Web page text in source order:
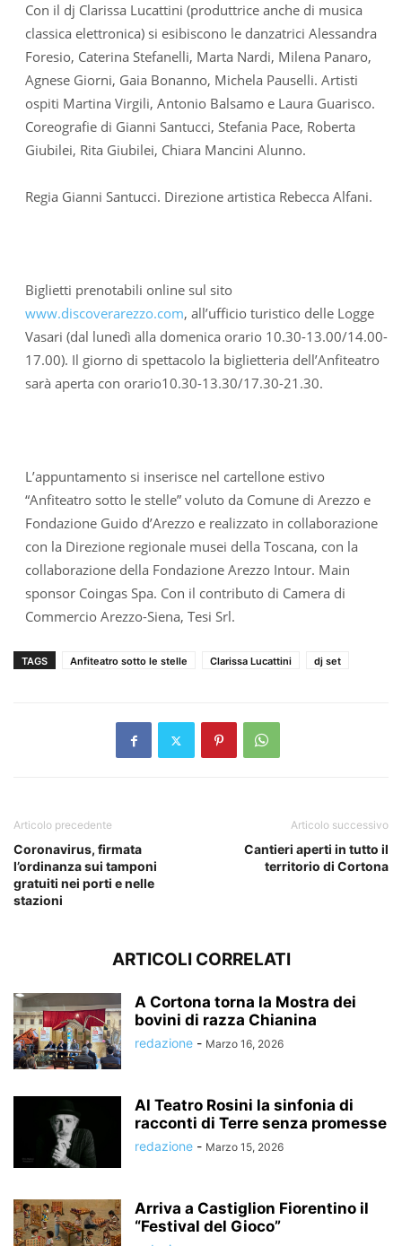
Con il dj Clarissa Lucattini (produttrice anche di musica
classica elettronica) si esibiscono le danzatrici Alessandra
Foresio, Caterina Stefanelli, Marta Nardi, Milena Panaro,
Agnese Giorni, Gaia Bonanno, Michela Pauselli. Artisti
ospiti Martina Virgili, Antonio Balsamo e Laura Guarisco.
Coreografie di Gianni Santucci, Stefania Pace, Roberta
Giubilei, Rita Giubilei, Chiara Mancini Alunno.
Regia Gianni Santucci. Direzione artistica Rebecca Alfani.
Biglietti prenotabili online sul sito
www.discoverarezzo.com, all’ufficio turistico delle Logge
Vasari (dal lunedì alla domenica orario 10.30-13.00/14.00-
17.00). Il giorno di spettacolo la biglietteria dell’Anfiteatro
sarà aperta con orario10.30-13.30/17.30-21.30.
L’appuntamento si inserisce nel cartellone estivo
“Anfiteatro sotto le stelle” voluto da Comune di Arezzo e
Fondazione Guido d’Arezzo e realizzato in collaborazione
con la Direzione regionale musei della Toscana, con la
collaborazione della Fondazione Arezzo Intour. Main
sponsor Coingas Spa. Con il contributo di Camera di
Commercio Arezzo-Siena, Tesi Srl.
TAGS Anfiteatro sotto le stelle Clarissa Lucattini dj set
Articolo precedente
Coronavirus, firmata
l’ordinanza sui tamponi
gratuiti nei porti e nelle
stazioni
Articolo successivo
Cantieri aperti in tutto il
territorio di Cortona
ARTICOLI CORRELATI
A Cortona torna la Mostra dei
bovini di razza Chianina
redazione - Marzo 16, 2026
Al Teatro Rosini la sinfonia di
racconti di Terre senza promesse
redazione - Marzo 15, 2026
Arriva a Castiglion Fiorentino il
“Festival del Gioco”